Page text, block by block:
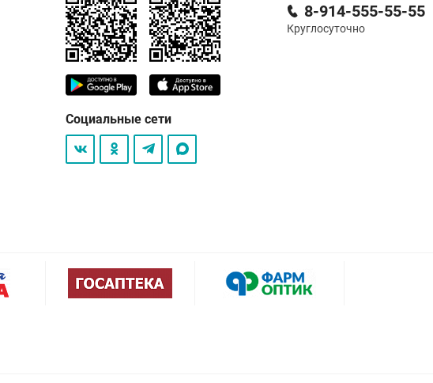
Социальные сети
8-914-555-55-55
Круглосуточно